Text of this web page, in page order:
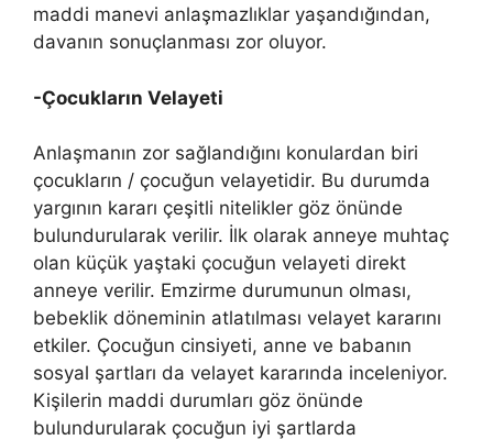
maddi manevi anlaşmazlıklar yaşandığından,
davanın sonuçlanması zor oluyor.
-Çocukların Velayeti
Anlaşmanın zor sağlandığını konulardan biri
çocukların / çocuğun velayetidir. Bu durumda
yargının kararı çeşitli nitelikler göz önünde
bulundurularak verilir. İlk olarak anneye muhtaç
olan küçük yaştaki çocuğun velayeti direkt
anneye verilir. Emzirme durumunun olması,
bebeklik döneminin atlatılması velayet kararını
etkiler. Çocuğun cinsiyeti, anne ve babanın
sosyal şartları da velayet kararında inceleniyor.
Kişilerin maddi durumları göz önünde
bulundurularak çocuğun iyi şartlarda